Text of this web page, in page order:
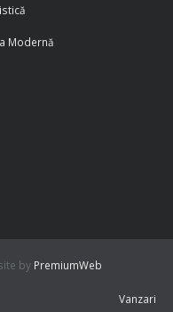
Modernă
by PremiumWeb
Vanzari